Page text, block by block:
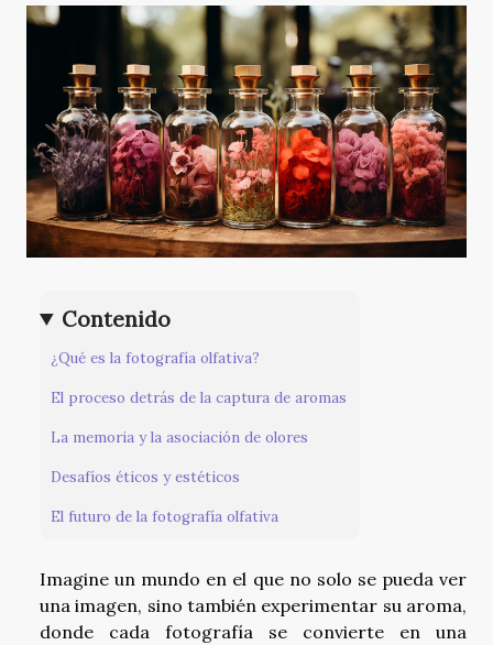
Contenido
¿Qué es la fotografía olfativa?
El proceso detrás de la captura de aromas
La memoria y la asociación de olores
Desafíos éticos y estéticos
El futuro de la fotografía olfativa
Imagine un mundo en el que no solo se pueda ver
una imagen, sino también experimentar su aroma,
donde cada fotografía se convierte en una